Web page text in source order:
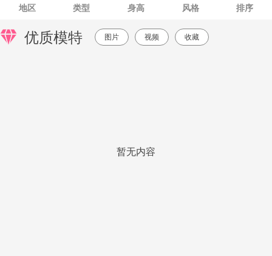
地区 类型 身高 风格 排序
优质模特 图片 视频 收藏
暂无内容